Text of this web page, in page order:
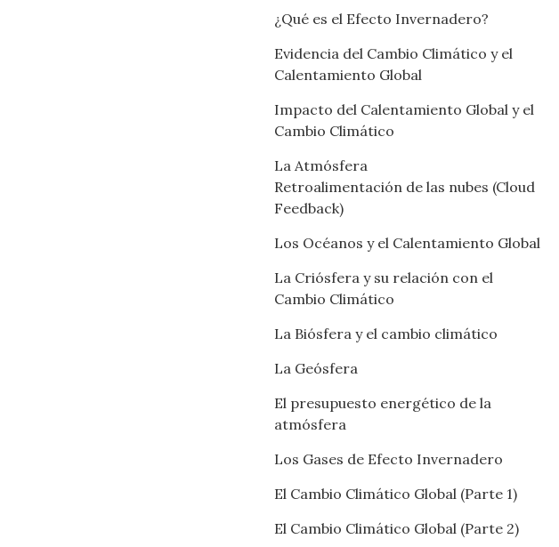
¿Qué es el Efecto Invernadero?
Evidencia del Cambio Climático y el
Calentamiento Global
Impacto del Calentamiento Global y el
Cambio Climático
La Atmósfera
Retroalimentación de las nubes (Cloud
Feedback)
Los Océanos y el Calentamiento Global
La Criósfera y su relación con el
Cambio Climático
La Biósfera y el cambio climático
La Geósfera
El presupuesto energético de la
atmósfera
Los Gases de Efecto Invernadero
El Cambio Climático Global (Parte 1)
El Cambio Climático Global (Parte 2)